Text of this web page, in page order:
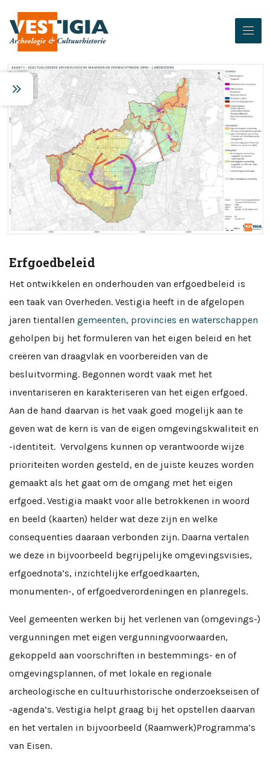
Erfgoedbeleid
Het ontwikkelen en onderhouden van erfgoedbeleid is
een taak van Overheden. Vestigia heeft in de afgelopen
jaren tientallen gemeenten, provincies en waterschappen
geholpen bij het formuleren van het eigen beleid en het
creëren van draagvlak en voorbereiden van de
besluitvorming. Begonnen wordt vaak met het
inventariseren en karakteriseren van het eigen erfgoed.
Aan de hand daarvan is het vaak goed mogelijk aan te
geven wat de kern is van de eigen omgevingskwaliteit en
-identiteit. Vervolgens kunnen op verantwoorde wijze
prioriteiten worden gesteld, en de juiste keuzes worden
gemaakt als het gaat om de omgang met het eigen
erfgoed. Vestigia maakt voor alle betrokkenen in woord
en beeld (kaarten) helder wat deze zijn en welke
consequenties daaraan verbonden zijn. Daarna vertalen
we deze in bijvoorbeeld begrijpelijke omgevingsvisies,
erfgoednota’s, inzichtelijke erfgoedkaarten,
monumenten-, of erfgoedverordeningen en planregels.
Veel gemeenten werken bij het verlenen van (omgevings-)
vergunningen met eigen vergunningvoorwaarden,
gekoppeld aan voorschriften in bestemmings- en of
omgevingsplannen, of met lokale en regionale
archeologische en cultuurhistorische onderzoekseisen of
-agenda’s. Vestigia helpt graag bij het opstellen daarvan
en het vertalen in bijvoorbeeld (Raamwerk)Programma’s
van Eisen.